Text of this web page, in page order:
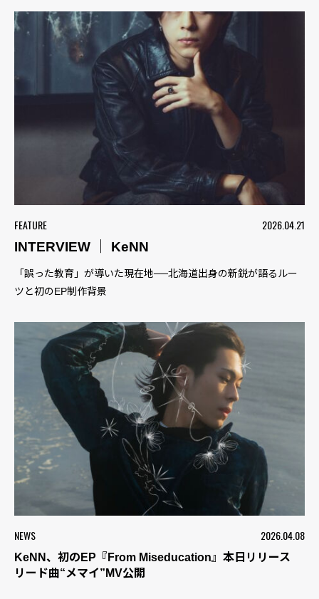
FEATURE
2026.04.21
INTERVIEW ｜ KeNN
「誤った教育」が導いた現在地──北海道出身の新鋭が語るルー
ツと初のEP制作背景
NEWS 2026.04.08
KeNN、初のEP『From Miseducation』本日リリース
リード曲“メマイ”MV公開